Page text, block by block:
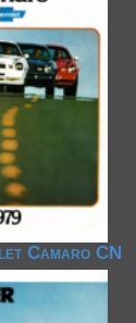
Camaro CN